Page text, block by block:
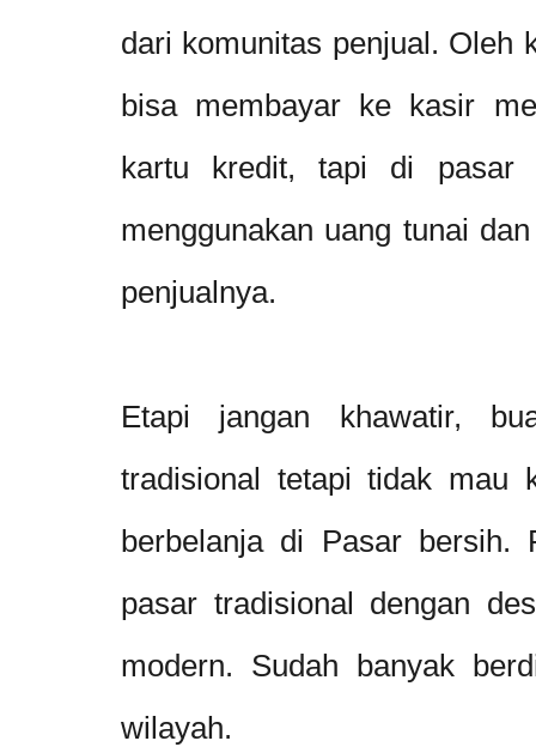
dari komunitas penjual. Oleh
bisa membayar ke kasir
kartu kredit, tapi di pasar
menggunakan uang tunai
penjualnya.
Etapi jangan khawatir,
tradisional tetapi tidak mau
berbelanja di Pasar bersih.
pasar tradisional dengan
modern. Sudah banyak
wilayah.